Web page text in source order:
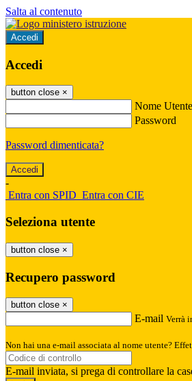
Salta al contenuto
Accedi
Accedi
button close ×
Nome Utente
Password
Password dimenticata?
-
Entra con SPID Entra con CIE
Seleziona utente
button close ×
Recupero password
button close ×
E-mail Verrà
Non hai una e-mail associata al nome utente?
E-mail inviata, si prega di controllare la